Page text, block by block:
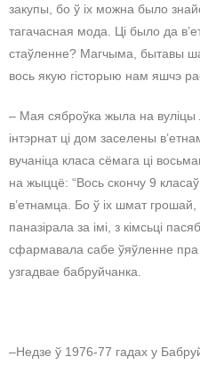
закупы, бо ў іх можна было
тагачасная мода. Ці было да
стаўленне? Магчыма, бытавы
вось якую гісторыю нам яшчэ
– Мая сяброўка жыла на вуліцы
інтэрнат ці дом заселены
вучаніца класа сёмага ці
на жыццё: “Вось скончу 9
в’етнамца. Бо ў іх шмат
паназірала за імі, з кімсьці
сфармавала сабе ўяўленне
узгадвае бабруйчанка.
–Недзе ў 1976-77 гадах у